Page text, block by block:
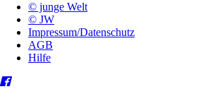
© junge Welt
© JW
Impressum/Datenschutz
AGB
Hilfe